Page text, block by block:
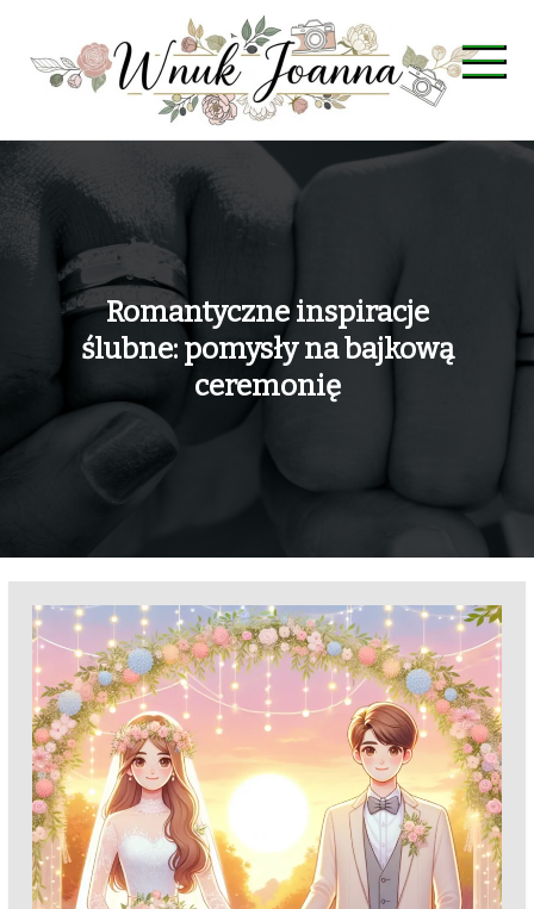
content
Wnuk Joanna
Romantyczne inspiracje
ślubne: pomysły na bajkową
ceremonię